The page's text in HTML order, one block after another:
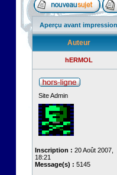
Aperçu avant impression
Auteur
hERMOL
Site Admin
Inscription : 20 Août 2007,
18:21
Message(s) : 5145